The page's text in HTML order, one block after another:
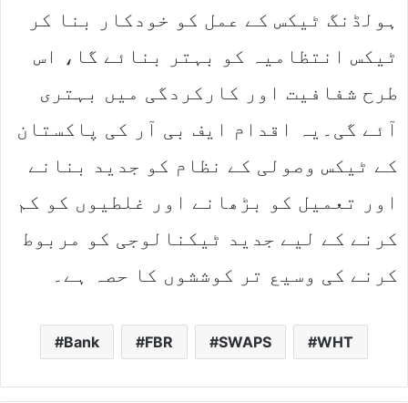
ہولڈنگ ٹیکس کے عمل کو خودکار بنا کر
ٹیکس انتظامیہ کو بہتر بنائے گا، اس
طرح شفافیت اور کارکردگی میں بہتری
آئے گی۔یہ اقدام ایف بی آر کی پاکستان
کے ٹیکس وصولی کے نظام کو جدید بنانے
اور تعمیل کو بڑھانے اور غلطیوں کو کم
کرنے کے لیے جدید ٹیکنالوجی کو مربوط
کرنے کی وسیع تر کوششوں کا حصہ ہے۔
Bank FBR SWAPS WHT